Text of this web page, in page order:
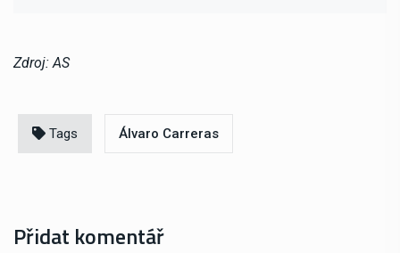
Zdroj: AS
Tags Álvaro Carreras
Přidat komentář